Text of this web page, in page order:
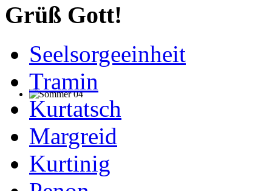
Grüß Gott!
Seelsorgeeinheit
Tramin
Kurtatsch
Margreid
Kurtinig